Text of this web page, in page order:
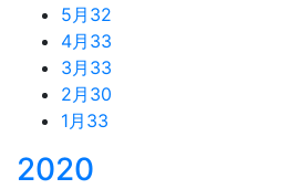
5月 32
4月 33
3月 33
2月 30
1月 33
2020